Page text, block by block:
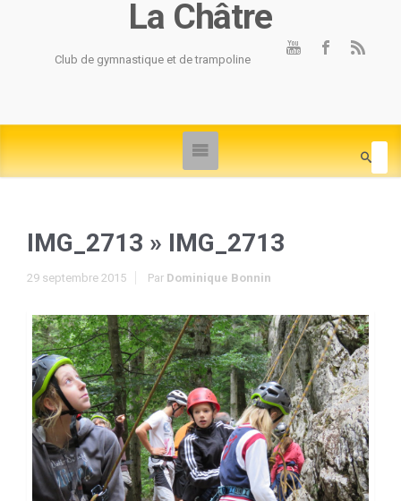
La Châtre
Club de gymnastique et de trampoline
IMG_2713 » IMG_2713
29 septembre 2015 Par Dominique Bonnin